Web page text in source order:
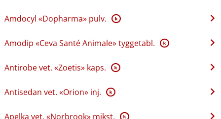
Amdocyl «Dopharma» pulv. K
Amodip «Ceva Santé Animale» tyggetabl. K
Antirobe vet. «Zoetis» kaps. K
Antisedan vet. «Orion» inj. K
Apelka vet. «Norbrook» mikst. K